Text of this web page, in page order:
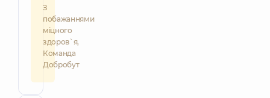
З
побажаннями
міцного
здоров`я,
Команда
Добробут